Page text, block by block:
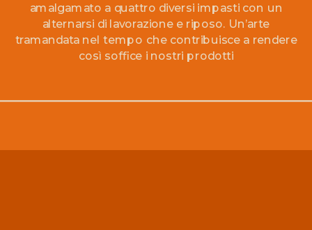
amalgamato a quattro diversi impasti con un
alternarsi di lavorazione e riposo. Un’arte
tramandata nel tempo che contribuisce a rendere
così soffice i nostri prodotti